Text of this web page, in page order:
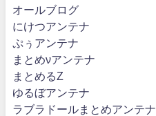
オールブログ
にけつアンテナ
ぷぅアンテナ
まとめνアンテナ
まとめるZ
ゆるぼアンテナ
ラブラドールまとめアンテナ